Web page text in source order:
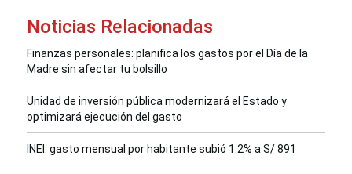
Noticias Relacionadas
Finanzas personales: planifica los gastos por el Día de la
Madre sin afectar tu bolsillo
Unidad de inversión pública modernizará el Estado y
optimizará ejecución del gasto
INEI: gasto mensual por habitante subió 1.2% a S/ 891